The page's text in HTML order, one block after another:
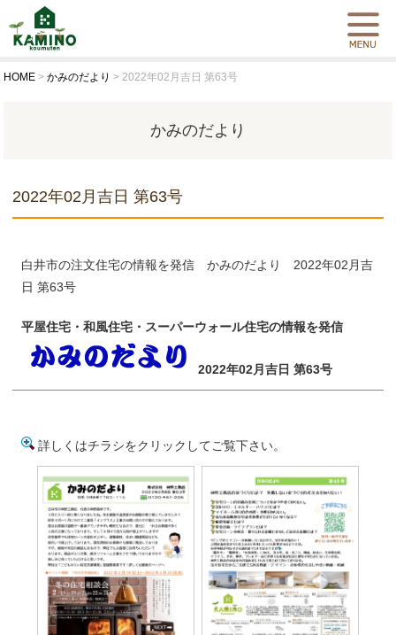
HOME >かみのだより >2022年02月吉日 第63号
かみのだより
2022年02月吉日 第63号
白井市の注文住宅の情報を発信 かみのだより 2022年02月吉
日 第63号
平屋住宅・和風住宅・スーパーウォール住宅の情報を発信
2022年02月吉日 第63号
詳しくはチラシをクリックしてご覧下さい。